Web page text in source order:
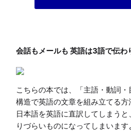
こちらの本では、「主語・動詞
構造で英語の文章を組み立てる方
日本語を英語に直訳してしまう
りづらいものになってしまいま